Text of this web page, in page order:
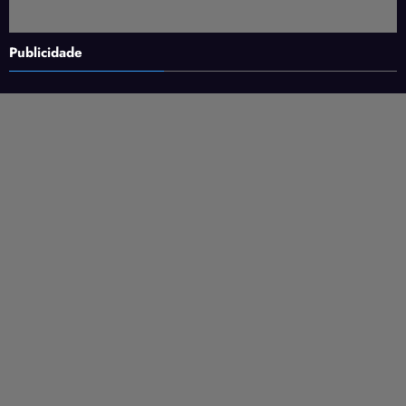
Publicidade